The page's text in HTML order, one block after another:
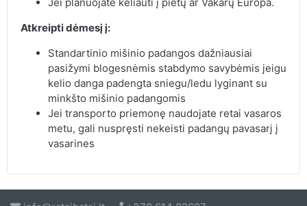
Atkreipti dėmesį į:
Standartinio mišinio padangos dažniausiai
pasižymi blogesnėmis stabdymo savybėmis jeigu
kelio danga padengta sniegu/ledu lyginant su
minkšto mišinio padangomis
Jei transporto priemonę naudojate retai vasaros
metu, gali nuspręsti nekeisti padangų pavasarį į
vasarines